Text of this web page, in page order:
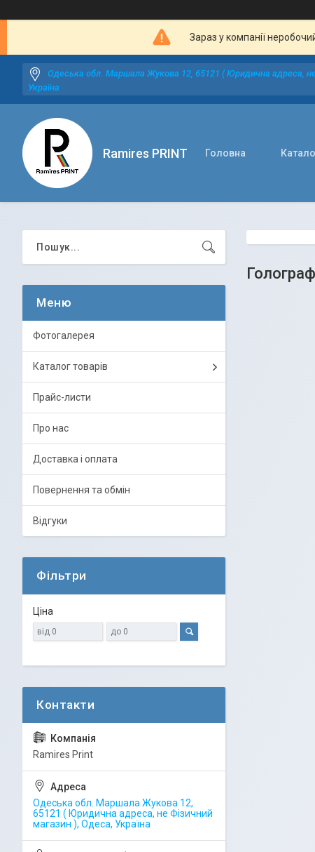
Зараз у компанії
Одеська обл. Маршала Жукова 12, 65121 ( Юридична адреса,
Україна
Ramires PRINT Головна
Фотогалерея
Каталог товарів
Прайс-листи
Про нас
Доставка і оплата
Повернення та обмін
Відгуки
Фільтри
Ціна
Ramires Print
Одеська обл. Маршала Жукова 12,
65121 ( Юридична адреса, не Фізичний
магазин ), Одеса, Україна